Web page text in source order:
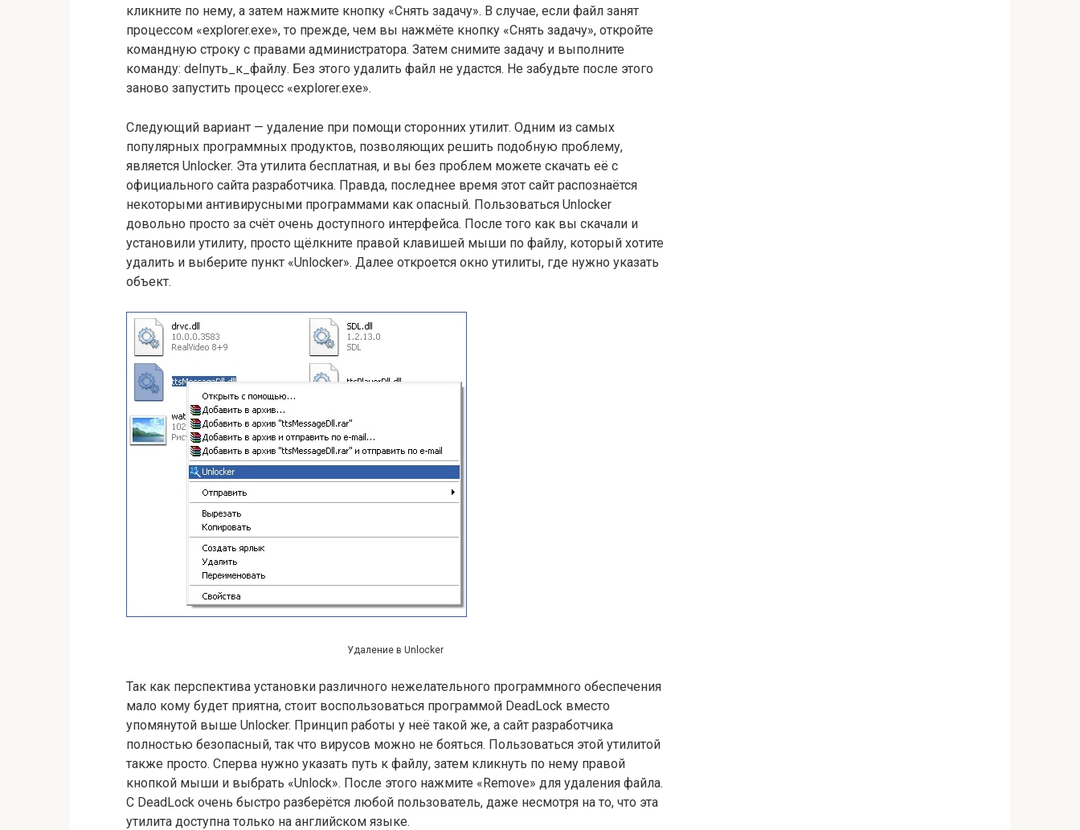
кликните по нему, а затем нажмите кнопку «Снять задачу». В случае, если файл занят
процессом «explorer.exe», то прежде, чем вы нажмёте кнопку «Снять задачу», откройте
командную строку с правами администратора. Затем снимите задачу и выполните
команду: delпуть_к_файлу. Без этого удалить файл не удастся. Не забудьте после этого
заново запустить процесс «explorer.exe».
Следующий вариант — удаление при помощи сторонних утилит. Одним из самых
популярных программных продуктов, позволяющих решить подобную проблему,
является Unlocker. Эта утилита бесплатная, и вы без проблем можете скачать её с
официального сайта разработчика. Правда, последнее время этот сайт распознаётся
некоторыми антивирусными программами как опасный. Пользоваться Unlocker
довольно просто за счёт очень доступного интерфейса. После того как вы скачали и
установили утилиту, просто щёлкните правой клавишей мыши по файлу, который хотите
удалить и выберите пункт «Unlocker». Далее откроется окно утилиты, где нужно указать
объект.
Удаление в Unlocker
Так как перспектива установки различного нежелательного программного обеспечения
мало кому будет приятна, стоит воспользоваться программой DeadLock вместо
упомянутой выше Unlocker. Принцип работы у неё такой же, а сайт разработчика
полностью безопасный, так что вирусов можно не бояться. Пользоваться этой утилитой
также просто. Сперва нужно указать путь к файлу, затем кликнуть по нему правой
кнопкой мыши и выбрать «Unlock». После этого нажмите «Remove» для удаления файла.
С DeadLock очень быстро разберётся любой пользователь, даже несмотря на то, что эта
утилита доступна только на английском языке.